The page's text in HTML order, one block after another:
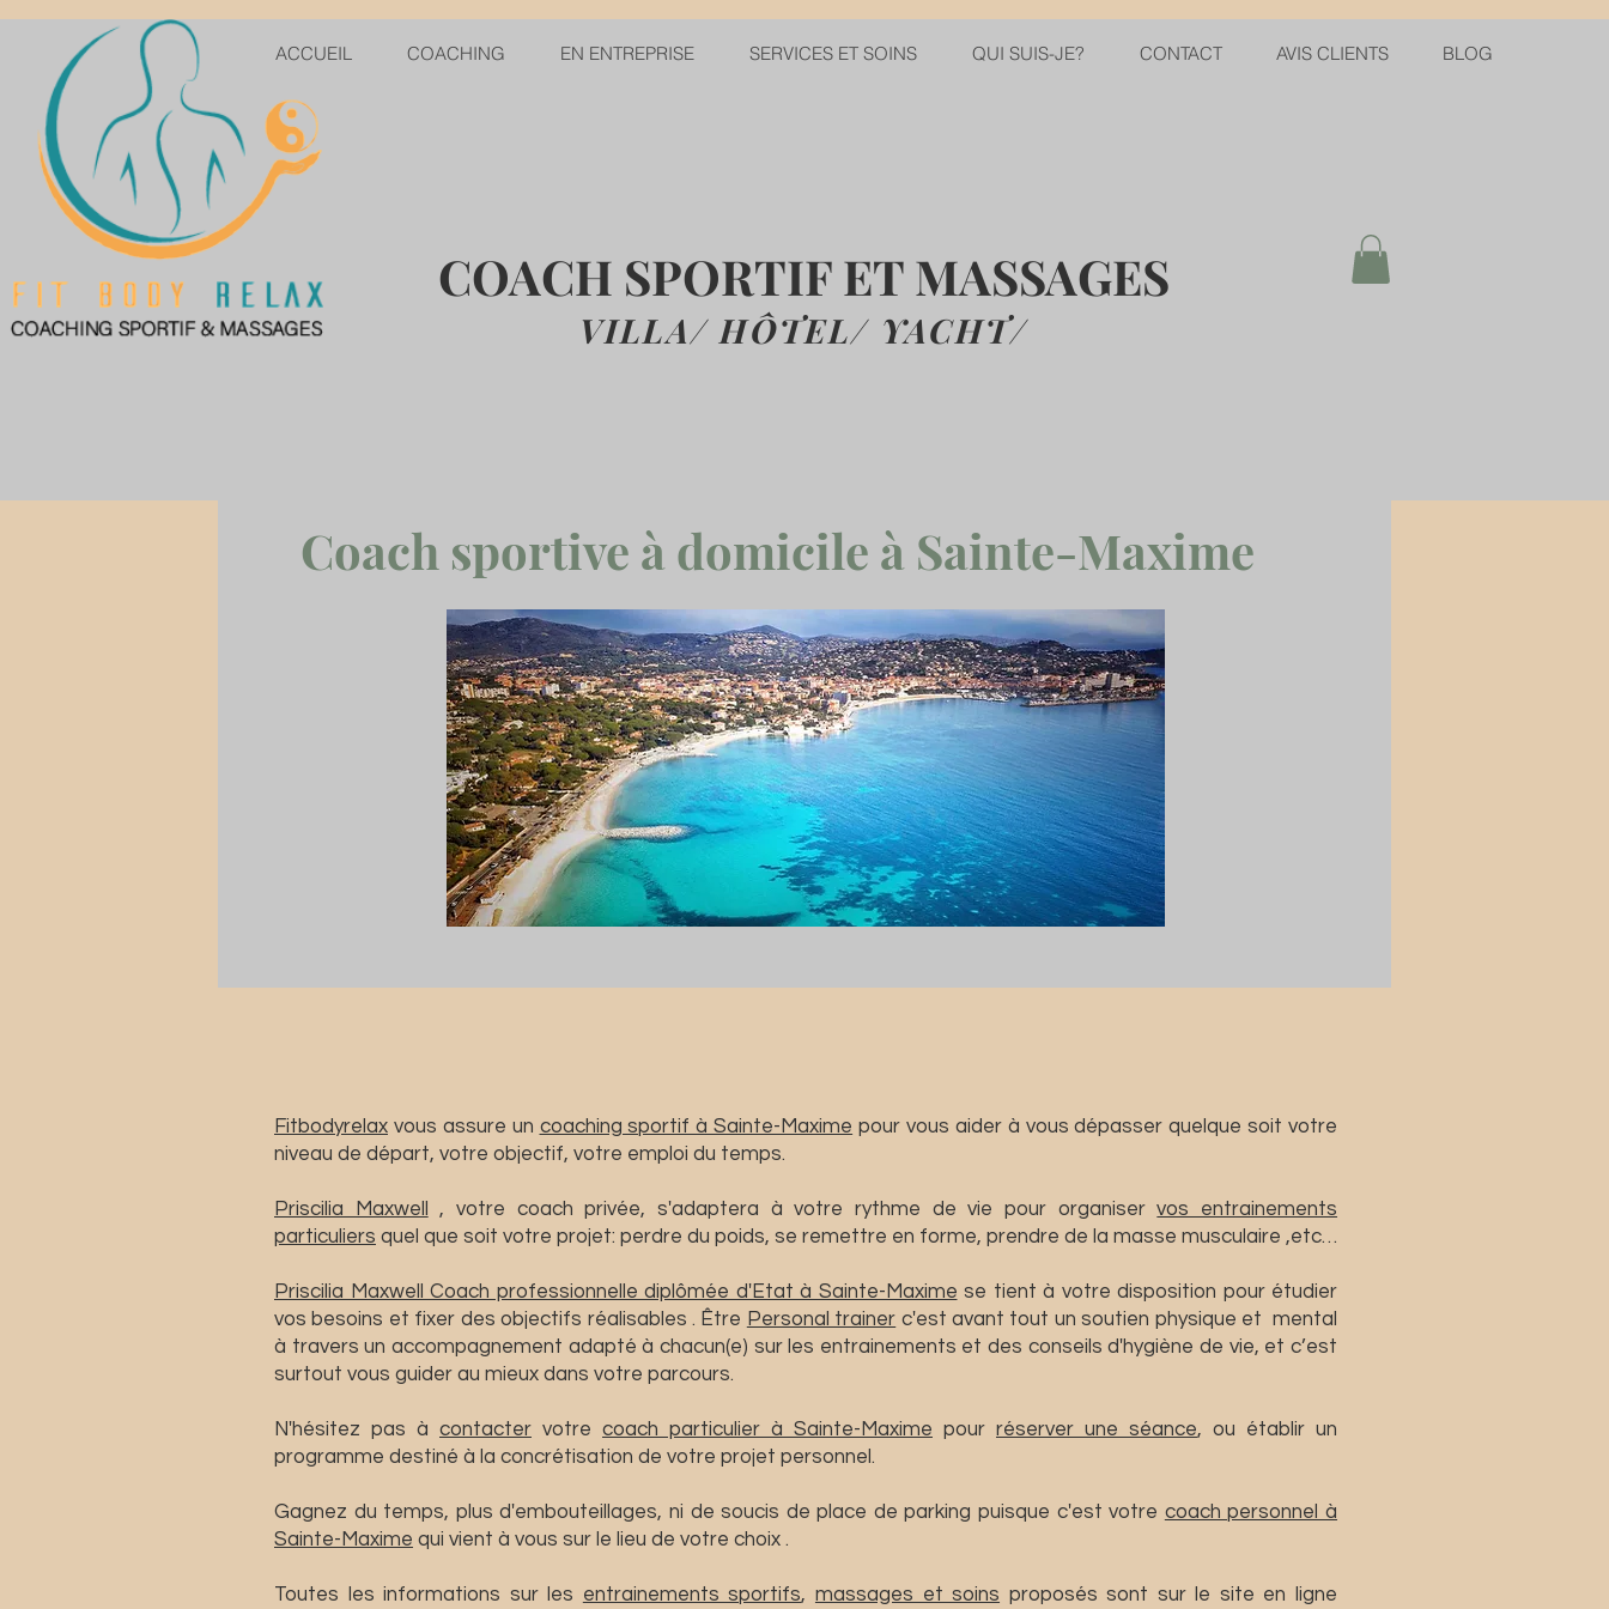
COACH SPORTIF ET MASSAGES
VILLA/ HÔTEL/ YACHT/
ACCUEIL COACHING EN ENTREPRISE SERVICES ET SOINS QUI SUIS-JE? CONTACT AVIS CLIENTS BLOG
Coach sportive à domicile à Sainte-Maxime
Fitbodyrelax vous assure un coaching sportif à Sainte-Maxime pour vous aider à vous dépasser quelque soit votre
niveau de départ, votre objectif, votre emploi du temps.
Priscilia Maxwell , votre coach privée, s'adaptera à votre rythme de vie pour organiservos entrainements
particuliers quel que soit votre projet: perdre du poids, se remettre en forme, prendre de la masse musculaire ,etc…
​Priscilia Maxwell Coach professionnelle diplômée d'Etat à Sainte-Maxime se tient à votre disposition pour étudier
vos besoins et fixer des objectifs réalisables . Être Personal trainer c'est avant tout un soutien physique et mental
à travers un accompagnement adapté à chacun(e) sur les entrainements et des conseils d'hygiène de vie, et c’est
surtout vous guider au mieux dans votre parcours.
​N'hésitez pas à contacter votre coach particulier à Sainte-Maxime pour réserver une séance, ou établir un
programme destiné à la concrétisation de votre projet personnel.
Gagnez du temps, plus d'embouteillages, ni de soucis de place de parking puisque c'est votre coach personnel à
Sainte-Maxime qui vient à vous sur le lieu de votre choix .
Toutes les informations sur les entrainements sportifs, massages et soins proposés sont sur le site en ligne